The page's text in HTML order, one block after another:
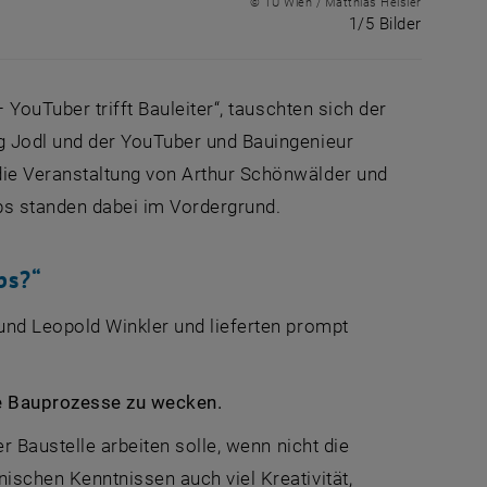
1/5 Bilder
trifft Bauleiter“, tauschten sich der
und der YouTuber und Bauingenieur
Veranstaltung von Arthur Schönwälder und
standen dabei im Vordergrund.
Leopold Winkler und lieferten prompt
zu wecken.
Baustelle arbeiten solle, wenn nicht die
Kenntnissen auch viel Kreativität,